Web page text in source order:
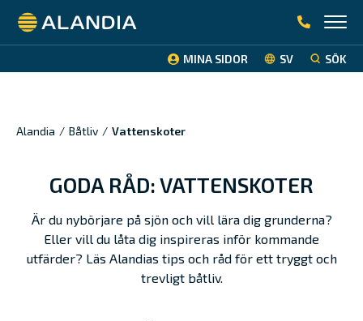
Alandia
MINA SIDOR SV SÖK
Alandia / Båtliv / Vattenskoter
GODA RÅD: VATTENSKOTER
Är du nybörjare på sjön och vill lära dig grunderna?
Eller vill du låta dig inspireras inför kommande
utfärder? Läs Alandias tips och råd för ett tryggt och
trevligt båtliv.